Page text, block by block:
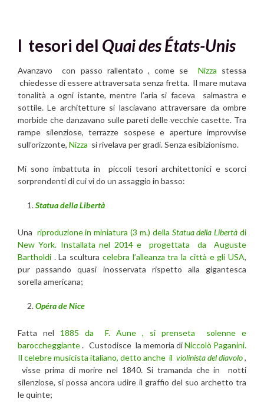
I tesori del Quai des États-Unis
Avanzavo con passo rallentato , come se Nizza stessa
chiedesse di essere attraversata senza fretta. Il mare mutava
tonalità a ogni istante, mentre l’aria si faceva salmastra e
sottile. Le architetture si lasciavano attraversare da ombre
morbide che danzavano sulle pareti delle vecchie casette. Tra
rampe silenziose, terrazze sospese e aperture improvvise
sull’orizzonte, Nizza si rivelava per gradi. Senza esibizionismo.
Mi sono imbattuta in piccoli tesori architettonici e scorci
sorprendenti di cui vi do un assaggio in basso:
Statua della Libertà
Una riproduzione in miniatura (3 m.) della Statua della Libertàdi
New York. Installata nel 2014 e progettata da Auguste
Bartholdi . La scultura celebra l’alleanza tra la città e gli USA,
pur passando quasi inosservata rispetto alla gigantesca
sorella americana;
Opéra de Nice
Fatta nel 1885 da F. Aune , si prenseta solenne e
baroccheggiante. Custodisce la memoria diNiccolò Paganini.
Il celebre musicista italiano, detto anche il violinista del diavolo,
visse prima di morire nel 1840. Si tramanda che in notti
silenziose, si possa ancora udire il graffio del suo archetto tra
le quinte;